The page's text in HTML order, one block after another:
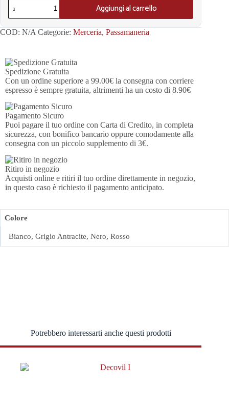
Aggiungi al carrello
COD: N/A Categorie: Merceria, Passamaneria
Spedizione Gratuita
Con un ordine superiore a 99.00€ la consegna con corriere
espresso è sempre gratuita, altrimenti ha un costo di 8.90€
Pagamento Sicuro
Puoi pagare il tuo ordine con Carta di Credito, in completa
sicurezza, con bonifico bancario oppure comodamente alla
consegna con un piccolo supplemento di 3€.
Ritiro in negozio
Acquisti online e ritiri il tuo ordine direttamente in negozio,
in questo caso è richiesto il pagamento anticipato.
Colore
Bianco, Grigio Antracite, Nero, Rosso
Potrebbero interessarti anche questi prodotti